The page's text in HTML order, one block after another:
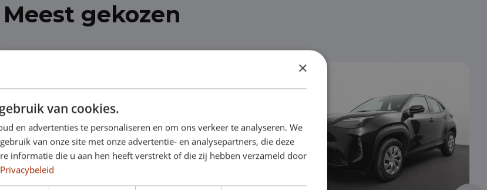
Meest gekozen
×
van cookies.
en advertenties te personaliseren en om ons verkeer te analyseren. We
van onze site met onze advertentie- en analysepartners, die deze
informatie die u aan hen heeft verstrekt of die zij hebben verzameld door
Privacybeleid